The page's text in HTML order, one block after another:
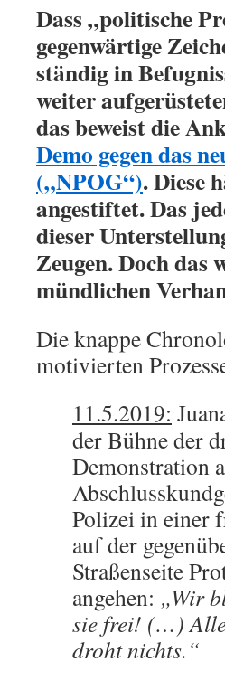
Dass „politische
gegenwärtige
ständig in
weiter
das beweist die
Demo gegen das
(„NPOG“). Diese
angestiftet. Das
dieser
Zeugen. Doch das
mündlichen
Die knappe
motivierten
11.5.2019:
der Bühne der
Demonstration
Polizei in einer
auf der
Straßenseite
angehen: „Wir
sie frei! (…)
droht nichts.“